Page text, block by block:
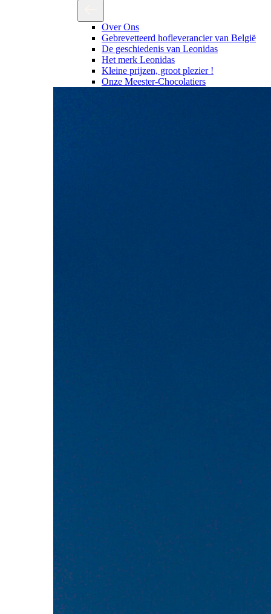
Over Ons
Gebrevetteerd hofleverancier van België
De geschiedenis van Leonidas
Het merk Leonidas
Kleine prijzen, groot plezier !
Onze Meester-Chocolatiers